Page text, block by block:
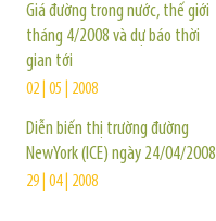
Giá đường trong nước, thế giới
tháng 4/2008 và dự báo thời
gian tới
02 | 05 | 2008
Diễn biến thị trường đường
NewYork (ICE) ngày 24/04/2008
29 | 04 | 2008